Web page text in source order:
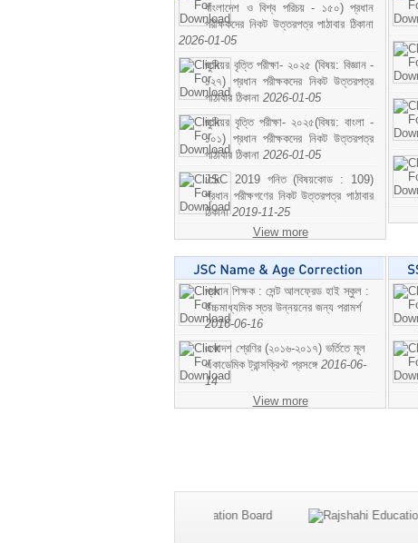
বাংলাদেশ ও বিশ্ব পরিচয় - ১৫০) প্রধান
পরীক্ষকদের নিকট উত্তরপত্র পাঠাবার ঠিকানা
2026-01-05
জুনিয়র বৃত্তি পরীক্ষা- ২০২৫ (বিষয়: বিজ্ঞান -
১২৭) প্রধান পরীক্ষকদের নিকট উত্তরপত্র
পাঠাবার ঠিকানা 2026-01-05
জুনিয়র বৃত্তি পরীক্ষা- ২০২৫(বিষয়: বাংলা -
১০১) প্রধান পরীক্ষকদের নিকট উত্তরপত্র
পাঠাবার ঠিকানা 2026-01-05
JSC 2019 গনিত (বিষয়কোড : 109)
প্রধান পরীক্ষগণের নিকট উত্তরপত্র পাঠাবার
ঠিকানা2019-11-25
View more
প্রধান শিক্ষক : সেন্ট আলফ্রেড হাই স্কুল :
উচ্চমাধ্যমিক স্তর উন্নয়নের জন্য পরামর্শ
2016-06-16
একাদশ শ্রেণির (২০১৬-২০১৭) ভর্তিতে মূল
একাডেমিক ট্রান্সক্রিপ্ট প্রসঙ্গে 2016-06-
14
View more